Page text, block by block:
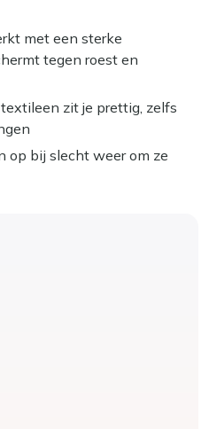
met een sterke
tegen roest en
zit je prettig, zelfs
op bij slecht weer om ze